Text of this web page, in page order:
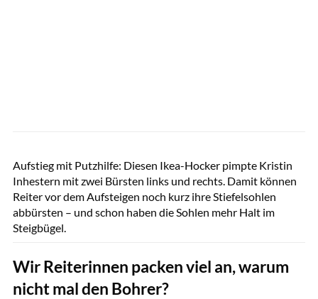
Aufstieg mit Putzhilfe: Diesen Ikea-Hocker pimpte Kristin
Inhestern mit zwei Bürsten links und rechts. Damit können
Reiter vor dem Aufsteigen noch kurz ihre Stiefelsohlen
abbürsten – und schon haben die Sohlen mehr Halt im
Steigbügel.
Wir Reiterinnen packen viel an, warum
nicht mal den Bohrer?